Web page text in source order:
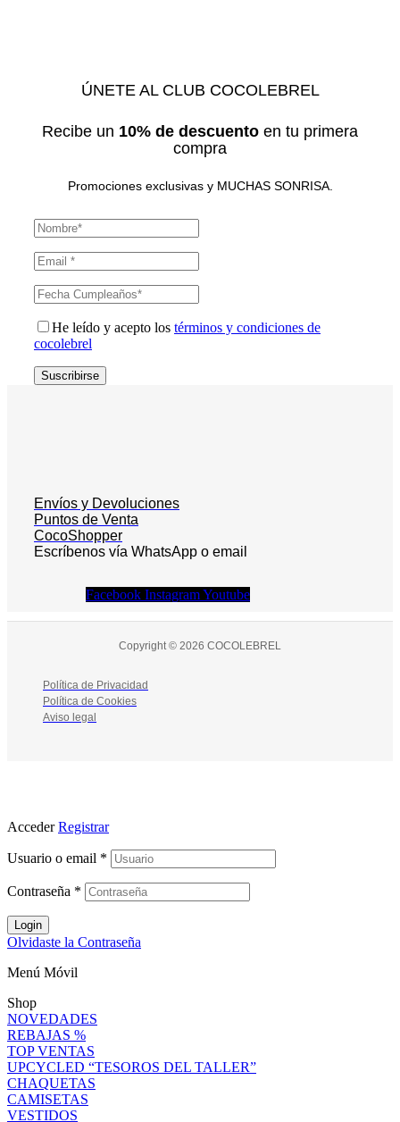
ÚNETE AL CLUB COCOLEBREL
Recibe un 10% de descuento en tu primera
compra
Promociones exclusivas y MUCHAS SONRISA.
He leído y acepto los términos y condiciones de
cocolebrel
Suscribirse
Envíos y Devoluciones
Puntos de Venta
CocoShopper
Escríbenos vía WhatsApp o email
Facebook InstagramYoutube
Copyright © 2026 COCOLEBREL
Política de Privacidad
Política de Cookies
Aviso legal
Acceder Registrar
Usuario o email *
Contraseña *
Login
Olvidaste la Contraseña
Menú Móvil
Shop
NOVEDADES
REBAJAS %
TOP VENTAS
UPCYCLED “TESOROS DEL TALLER”
CHAQUETAS
CAMISETAS
VESTIDOS